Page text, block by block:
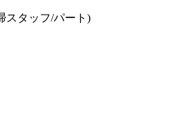
スタッフ/パート)